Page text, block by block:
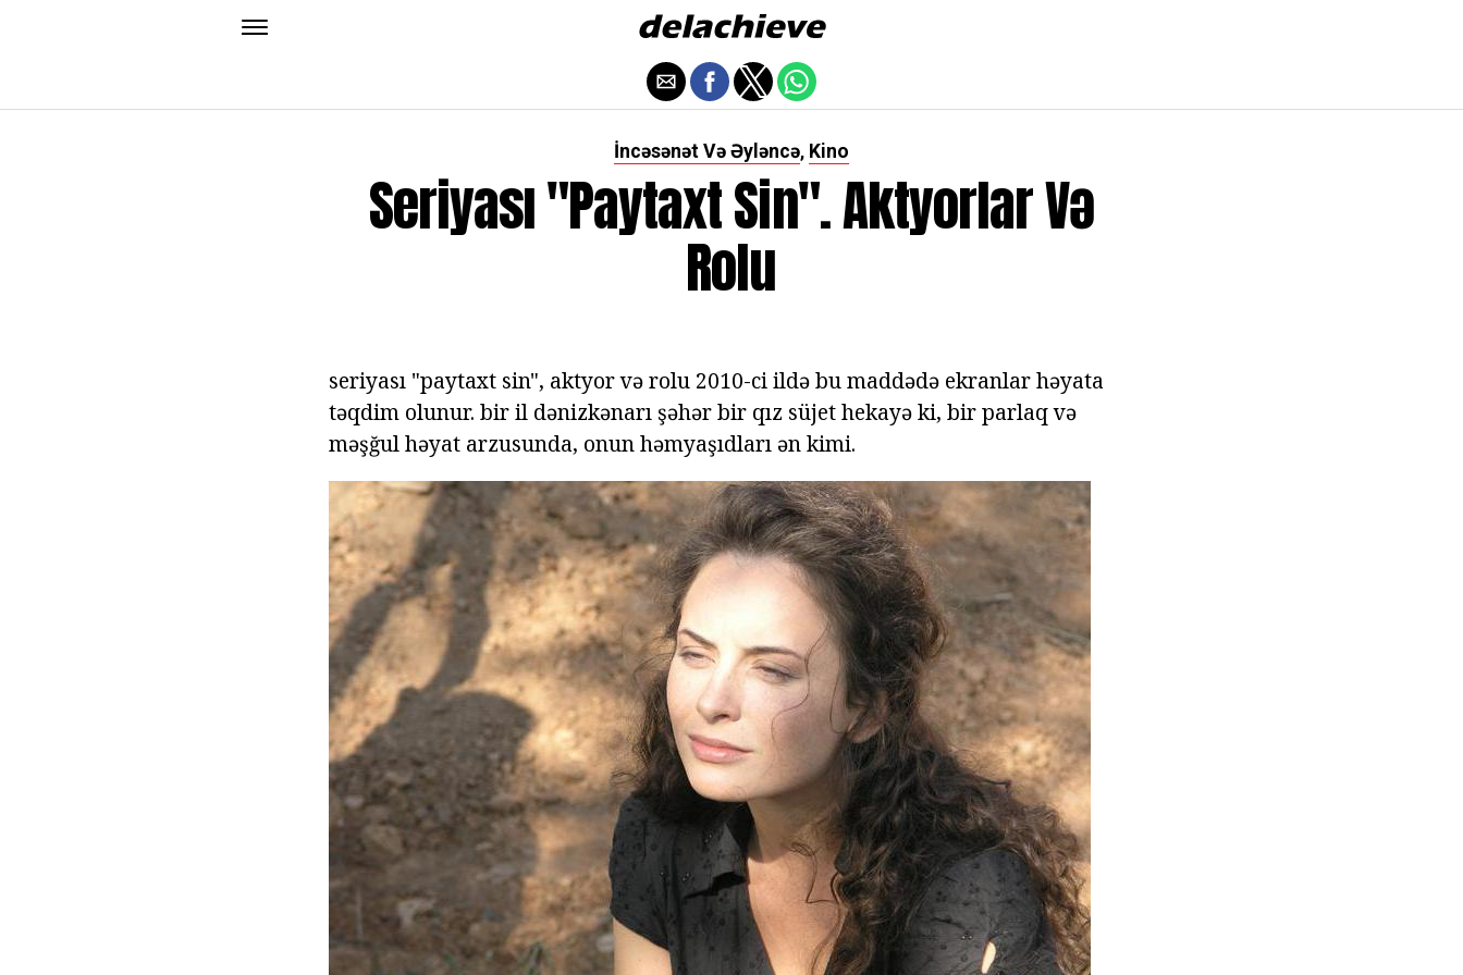
İncəsənət Və Əyləncə, Kino
Seriyası "paytaxt Sin". Aktyorlar Və
Rolu
seriyası "paytaxt sin", aktyor və rolu 2010-ci ildə bu maddədə ekranlar həyata
təqdim olunur. bir il dənizkənarı şəhər bir qız süjet hekayə ki, bir parlaq və
məşğul həyat arzusunda, onun həmyaşıdları ən kimi.